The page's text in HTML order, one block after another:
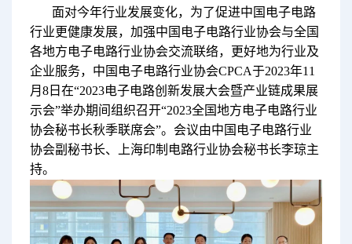
面对今年行业发展变化，为了促进中国电子电路
行业更健康发展，加强中国电子电路行业协会与全国
各地方电子电路行业协会交流联络，更好地为行业及
企业服务，中国电子电路行业协会CPCA于2023年11
月8日在“2023电子电路创新发展大会暨产业链成果展
示会”举办期间组织召开“2023全国地方电子电路行业
协会秘书长秋季联席会”。会议由中国电子电路行业
协会副秘书长、上海印制电路行业协会秘书长李琼主
持。